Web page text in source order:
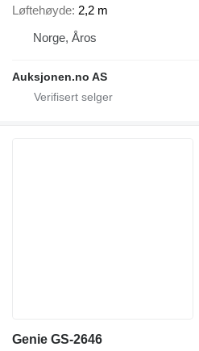
Løftehøyde 2,2 m
Norge, Åros
Auksjonen.no AS
Genie GS-2646